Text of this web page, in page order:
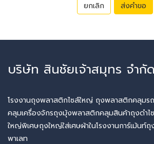
ยกเลิก ส่งคำขอ
บริษัท สินชัยเจ้าสมุทร จำกัด
โรงงานถุงพลาสติกไซส์ใหญ่ ถุงพลาสติกคลุมร
คลุมเครื่องจักรถุงมุ้งพลาสติกคลุมสินค้าถุงดำไ
ใหญ่พิเศษถุงใหญ่ใส่เศษผ้าในโรงงานการ์เม้นท์
พาเลท